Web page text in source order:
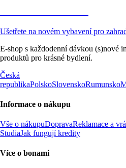
Ušetřete na novém vybavení pro
E-shop s každodenní dávkou (s)nové
produktů pro krásné bydlení.
Česká
republikaPolskoSlovenskoRumunsko
Informace o nákupu
Vše o nákupuDopravaReklamace a
StudiaJak fungují kredity
Více o bonami